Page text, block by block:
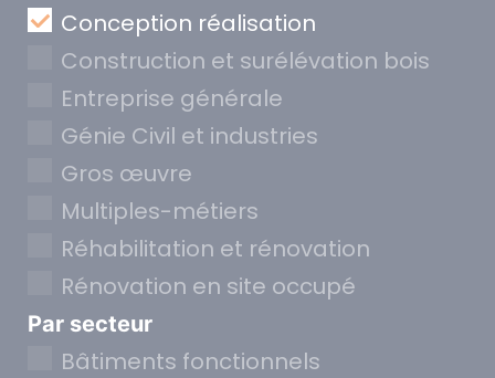
Conception réalisation
Construction et surélévation bois
Entreprise générale
Génie Civil et industries
Gros œuvre
Multiples-métiers
Réhabilitation et rénovation
Rénovation en site occupé
Par secteur
Bâtiments fonctionnels